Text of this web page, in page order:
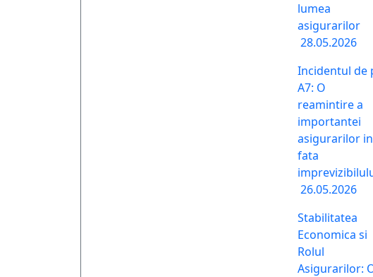
lumea
asigurarilor
28.05.2026
Incidentul de
A7: O
reamintire a
importantei
asigurarilor in
fata
26.05.2026
Stabilitatea
Economica si
Rolul
Asigurarilor: